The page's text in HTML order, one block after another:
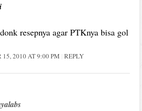
resepnya agar PTKnya bisa gol
15, 2010 AT 9:00 PM REPLY